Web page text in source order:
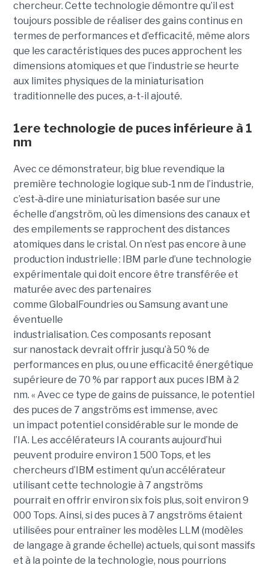
chercheur. Cette technologie démontre qu’il est
toujours possible de réaliser des gains continus en
termes de performances et d’efficacité, même alors
que les caractéristiques des puces approchent les
dimensions atomiques et que l’industrie se heurte
aux limites physiques de la miniaturisation
traditionnelle des puces, a-t-il ajouté.
1ere technologie de puces inférieure à 1
nm
Avec ce démonstrateur, big blue revendique la
première technologie logique sub‑1 nm de l’industrie,
c’est‑à‑dire une miniaturisation basée sur une
échelle d’angström, où les dimensions des canaux et
des empilements se rapprochent des distances
atomiques dans le cristal. On n’est pas encore à une
production industrielle : IBM parle d’une technologie
expérimentale qui doit encore être transférée et
maturée avec des partenaires
comme GlobalFoundries ou Samsung avant une
éventuelle
industrialisation. Ces composants reposant
sur nanostack devrait offrir jusqu’à 50 % de
performances en plus, ou une efficacité énergétique
supérieure de 70 % par rapport aux puces IBM à 2
nm. « Avec ce type de gains de puissance, le potentiel
des puces de 7 angströms est immense, avec
un impact potentiel considérable sur le monde de
l’IA. Les accélérateurs IA courants aujourd’hui
peuvent produire environ 1 500 Tops, et les
chercheurs d’IBM estiment qu’un accélérateur
utilisant cette technologie à 7 angströms
pourrait en offrir environ six fois plus, soit environ 9
000 Tops. Ainsi, si des puces à 7 angströms étaient
utilisées pour entraîner les modèles LLM (modèles
de langage à grande échelle) actuels, qui sont massifs
et à la pointe de la technologie, nous pourrions